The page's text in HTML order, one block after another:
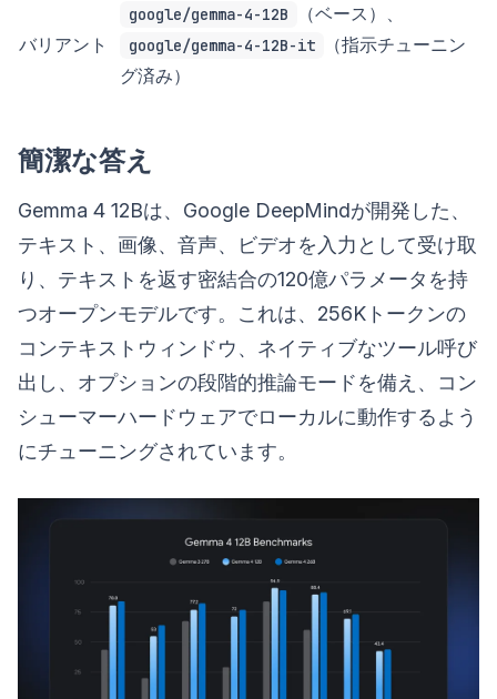
バリアント
google/gemma-4-12B （ベース）、
google/gemma-4-12B-it
（指示チューニン
グ済み）
簡潔な答え
Gemma 4 12Bは、Google DeepMindが開発した、
テキスト、画像、音声、ビデオを入力として受け取
り、テキストを返す密結合の120億パラメータを持
つオープンモデルです。これは、256Kトークンの
コンテキストウィンドウ、ネイティブなツール呼び
出し、オプションの段階的推論モードを備え、コン
シューマーハードウェアでローカルに動作するよう
にチューニングされています。